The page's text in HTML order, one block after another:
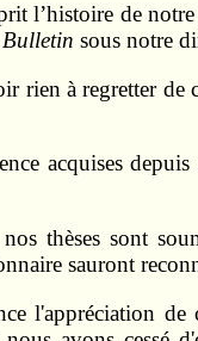
l’histoire de
Bulletin sous notre
rien à regretter de
acquises
thèses sont
sauront
l'appréciation